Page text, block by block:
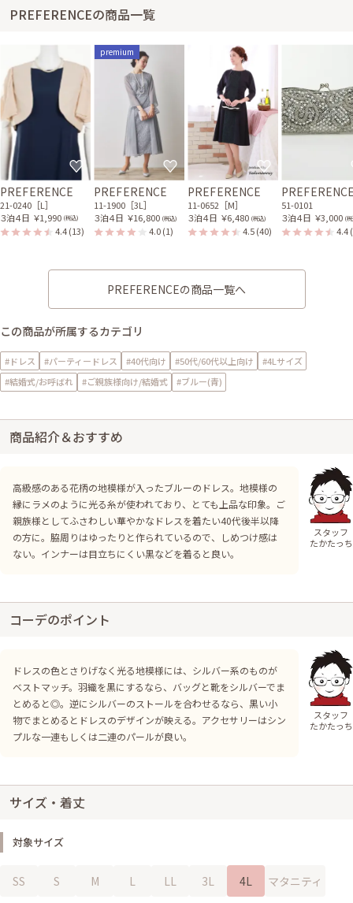
PREFERENCEの商品一覧
PREFERENCE
21-0240［L］
３泊４日 ￥1,990 (税込)
4.4(13)
premium
PREFERENCE
11-1900［3L］
３泊４日 ￥16,800 (税込)
4.0(1)
PREFERENCE
11-0652［M］
３泊４日 ￥6,480 (税込)
4.5(40)
51-0101
３泊４日 ￥3,000 (
4.4
PREFERENCEの商品一覧へ
この商品が所属するカテゴリ
#ドレス #パーティードレス #40代向け #50代/60代以上向け
#4Lサイズ
#結婚式/お呼ばれ
#ご親族様向け/結婚式 #ブルー(青)
商品紹介＆おすすめ
高級感のある花柄の地模様が入ったブルーのドレス。地模様の
縁にラメのように光る糸が使われており、とても上品な印象。ご
親族様としてふさわしい華やかなドレスを着たい40代後半以降
の方に。脇周りはゆったりと作られているので、しめつけ感は
ない。インナーは目立ちにくい黒などを着ると良い。
スタッフ
たかたっち
コーデのポイント
ドレスの色とさりげなく光る地模様には、シルバー系のものが
ベストマッチ。羽織を黒にするなら、バッグと靴をシルバーでま
とめると◎。逆にシルバーのストールを合わせるなら、黒い小
物でまとめるとドレスのデザインが映える。アクセサリーはシン
プルな一連もしくは二連のパールが良い。
スタッフ
たかたっち
サイズ・着丈
対象サイズ
SS S M L LL 3L 4L マタニティ